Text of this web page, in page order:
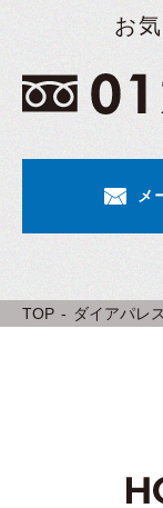
お
メ
TOP ダイアパレ